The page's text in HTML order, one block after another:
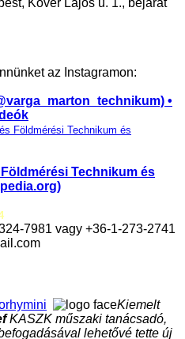
Kövér Lajos u. 1., bejárat
az Instagramon:
•
Földmérési Technikum és
Technikum és
7981 vagy +36-1-273-2741
Kiemelt
KASZK műszaki tanácsadó,
lehetővé tette új